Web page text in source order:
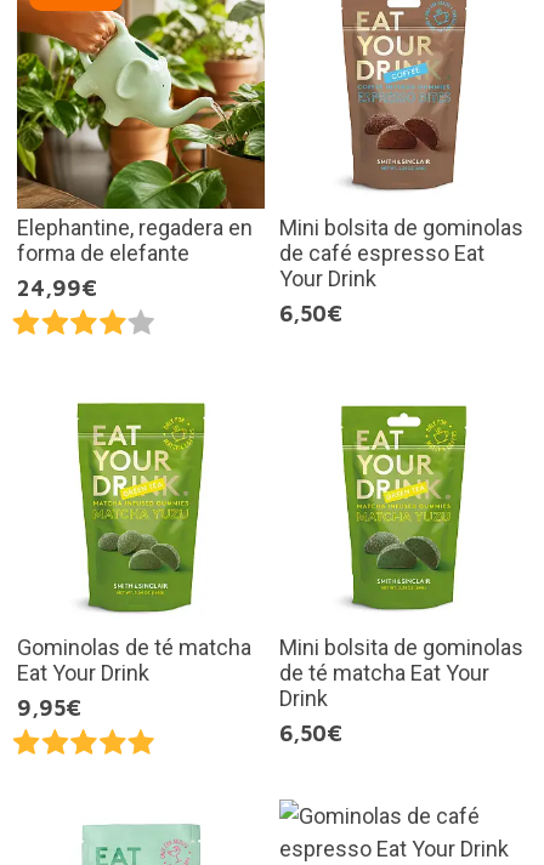
Elephantine, regadera en
forma de elefante
24,99€
Mini bolsita de gominolas
de café espresso Eat
Your Drink
6,50€
Gominolas de té matcha
Eat Your Drink
9,95€
Mini bolsita de gominolas
de té matcha Eat Your
Drink
6,50€